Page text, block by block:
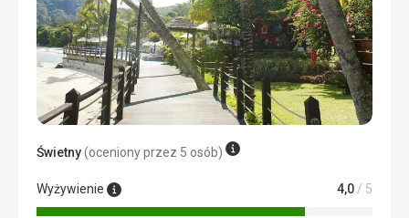
Świetny(oceniony przez 5 osób)
Wyżywienie 4,0 / 5